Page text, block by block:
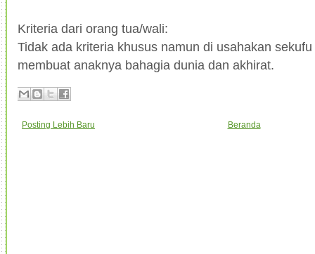
Kriteria dari orang tua/wali:
Tidak ada kriteria khusus namun di usahakan
membuat anaknya bahagia dunia dan akhirat.
Posting Lebih Baru Beranda